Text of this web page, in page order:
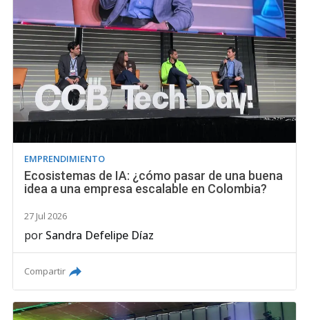
EMPRENDIMIENTO
Ecosistemas de IA: ¿cómo pasar de una buena
idea a una empresa escalable en Colombia?
27 Jul 2026
por Sandra Defelipe Díaz
Compartir